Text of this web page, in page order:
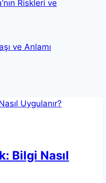
Riskleri ve
ve Anlamı
Bilgi Nasıl